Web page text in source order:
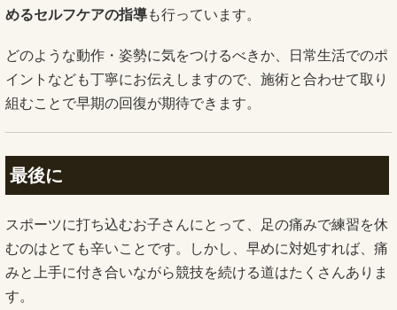
めるセルフケアの指導も行っています。
どのような動作・姿勢に気をつけるべきか、日常生活でのポ
イントなども丁寧にお伝えしますので、施術と合わせて取り
組むことで早期の回復が期待できます。
最後に
スポーツに打ち込むお子さんにとって、足の痛みで練習を休
むのはとても辛いことです。しかし、早めに対処すれば、痛
みと上手に付き合いながら競技を続ける道はたくさんありま
す。